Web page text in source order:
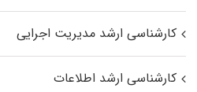
کارشناسی ارشد مدیریت اجرایی
کارشناسی ارشد اطلاعات